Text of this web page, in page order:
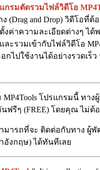
กรมตัดรวมไฟล์วิดีโอ
(Drag and Drop) วิดีโอที่
งค่าความละเอียดต่างๆ ไ
ละรวมเข้ากับไฟล์วิดีโอ
กไปใช้งานได้อย่างรวดเ
โปรแกรมนี้ ทาง
ฟรีๆ (FREE) โดยคุณ ไม่ต้
ารถที่จะ ติดต่อกับทาง ผู้พั
าอังกฤษ) ได้ทันทีเลย